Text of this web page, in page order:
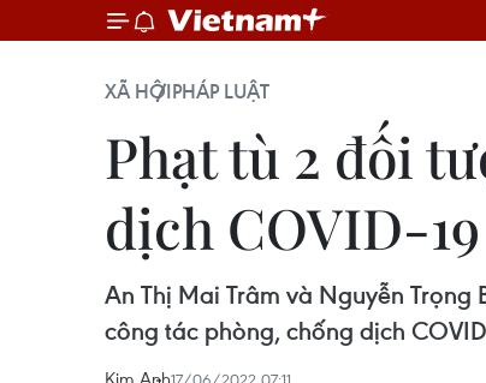
XÃ HỘIPHÁP LUẬT
Phạt tù 2 đối
dịch COVID-19
An Thị Mai Trâm và Nguyễn
công tác phòng, chống dịch
Kim Anh